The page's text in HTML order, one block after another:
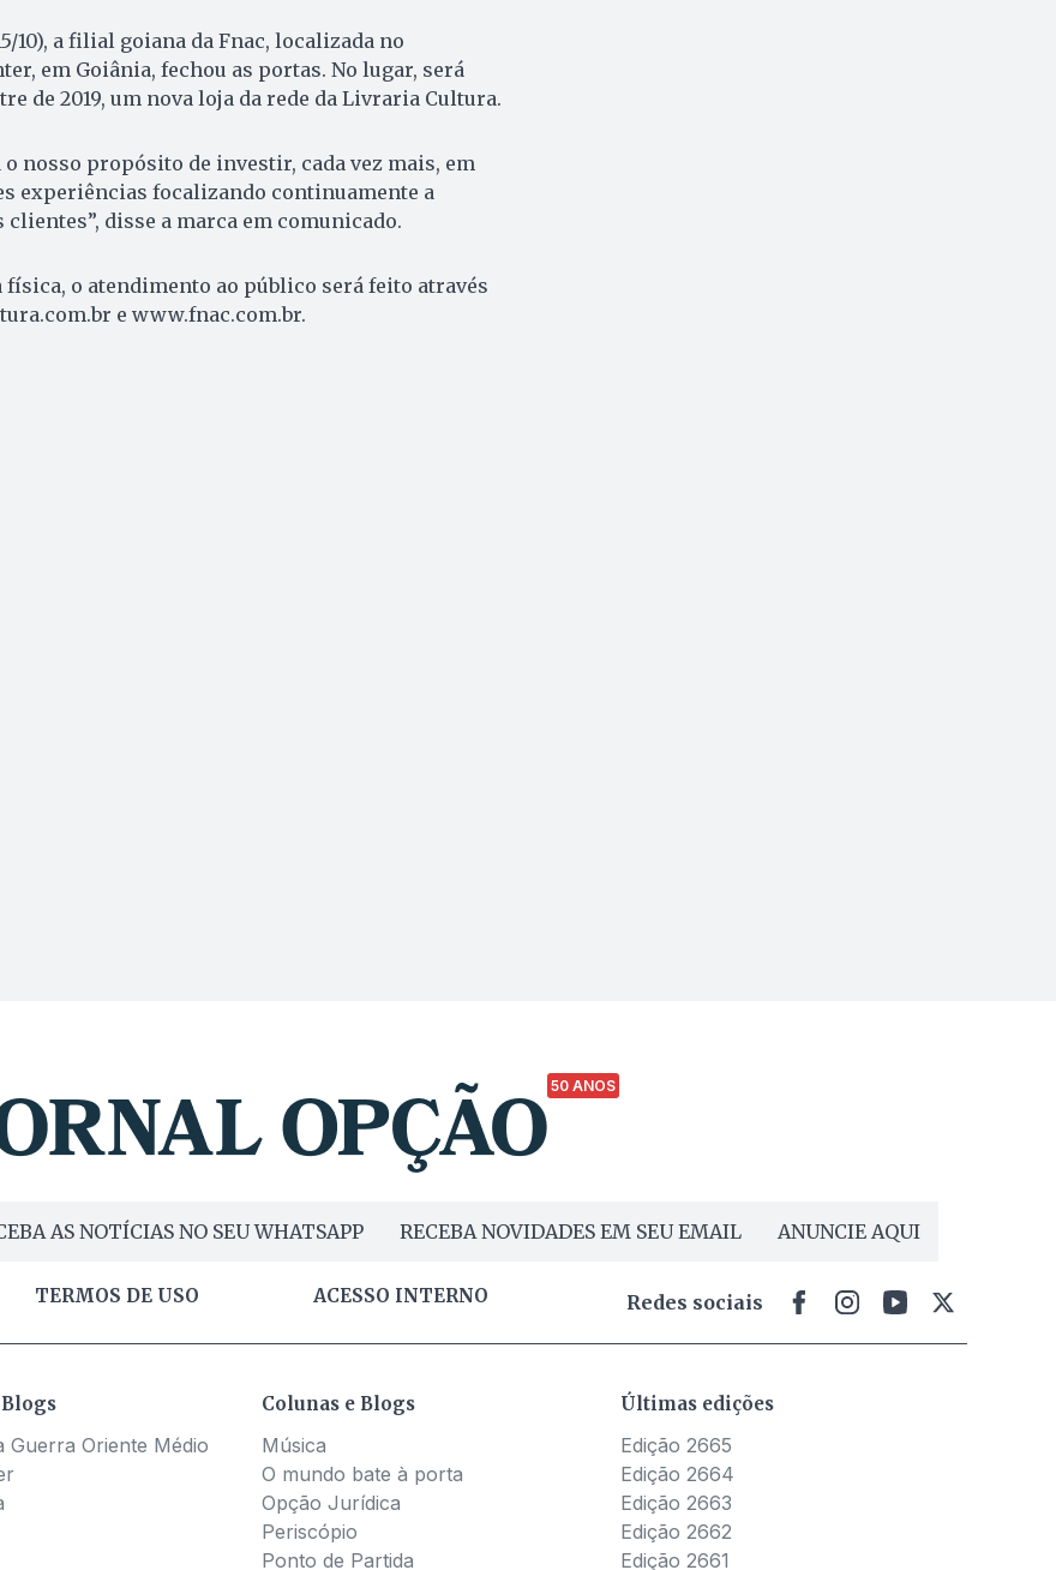
10), a filial goiana da Fnac, localizada no
em Goiânia, fechou as portas. No lugar, será
de 2019, um nova loja da rede da Livraria Cultura.
nosso propósito de investir, cada vez mais, em
experiências focalizando continuamente a
disse a marca em comunicado.
física, o atendimento ao público será feito através
e www.fnac.com.br.
50 ANOS
AS NOTÍCIAS NO SEU WHATSAPP RECEBA NOVIDADES EM SEU EMAIL ANUNCIE AQUI
TERMOS DE USO ACESSO INTERNO Redes sociais
Guerra Oriente Médio
Colunas e Blogs
Música
O mundo bate à porta
Opção Jurídica
Periscópio
Ponto de Partida
Últimas edições
Edição 2665
Edição 2664
Edição 2663
Edição 2662
Edição 2661